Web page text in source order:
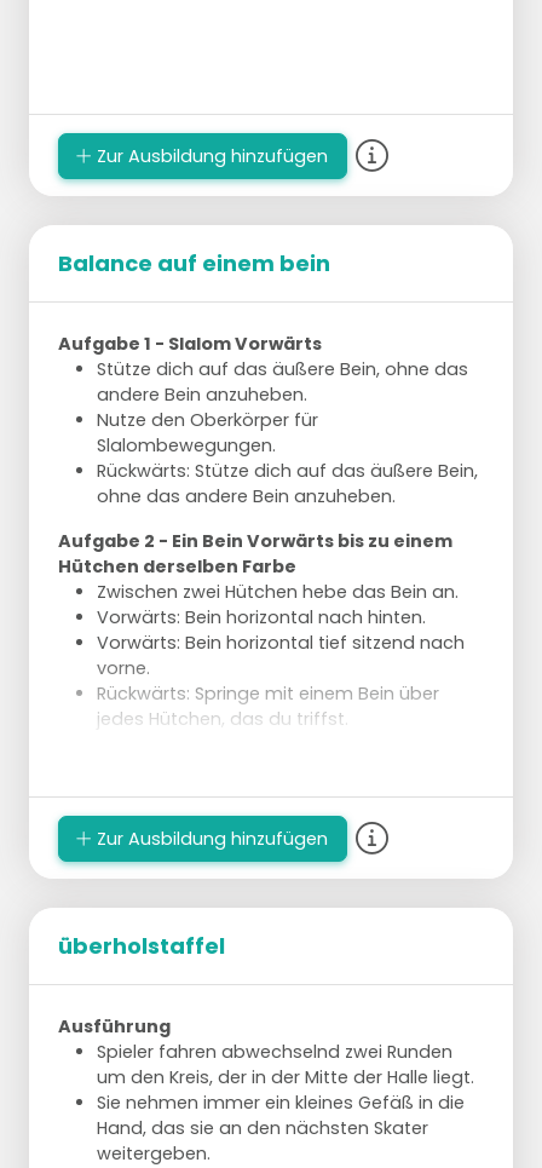
Zur Ausbildung hinzufügen
Balance auf einem bein
Aufgabe 1 - Slalom Vorwärts
Stütze dich auf das äußere Bein, ohne das
andere Bein anzuheben.
Nutze den Oberkörper für
Slalombewegungen.
Rückwärts: Stütze dich auf das äußere Bein,
ohne das andere Bein anzuheben.
Aufgabe 2 - Ein Bein Vorwärts bis zu einem
Hütchen derselben Farbe
Zwischen zwei Hütchen hebe das Bein an.
Vorwärts: Bein horizontal nach hinten.
Vorwärts: Bein horizontal tief sitzend nach
vorne.
Rückwärts: Springe mit einem Bein über
jedes Hütchen, das du triffst.
2 Gruppen führen immer dieselbe Art von
Aufgabe aus.
Zur Ausbildung hinzufügen
überholstaffel
Ausführung
Spieler fahren abwechselnd zwei Runden
um den Kreis, der in der Mitte der Halle liegt.
Sie nehmen immer ein kleines Gefäß in die
Hand, das sie an den nächsten Skater
weitergeben.